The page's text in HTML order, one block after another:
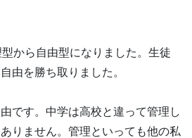
から自由型になりました。生徒
由を勝ち取りました。
です。中学は高校と違って管理し
りません。管理といっても他の私